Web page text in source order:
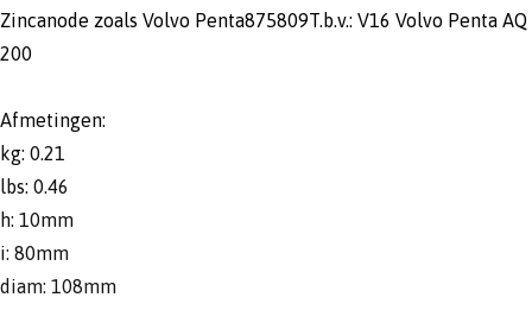
Zincanode zoals Volvo Penta875809T.b.v.: V16 Volvo Penta AQ
200
Afmetingen:
kg: 0.21
lbs: 0.46
h: 10mm
i: 80mm
diam: 108mm